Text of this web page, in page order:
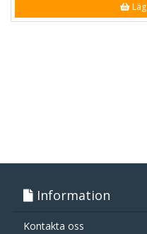
Information
Kontakta oss